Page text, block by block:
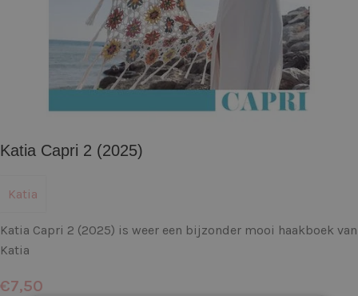
Katia Capri 2 (2025)
Katia
Katia Capri 2 (2025) is weer een bijzonder mooi haakboek van
Katia
€7,50